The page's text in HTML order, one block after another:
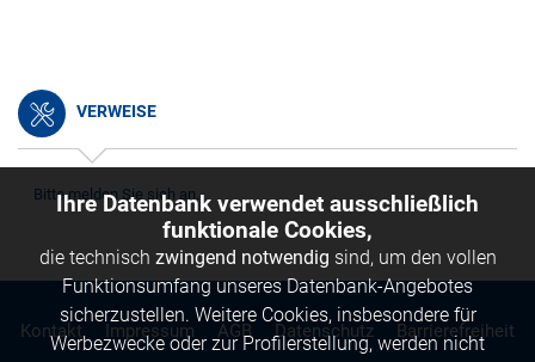
VERWEISE
Bitte melden Sie sich an.
Kontakt Impressum AGB Datenschutz Barrierefreiheit
Ihre Datenbank verwendet ausschließlich
funktionale Cookies,
die technisch zwingend notwendig sind, um den vollen
Funktionsumfang unseres Datenbank-Angebotes
sicherzustellen. Weitere Cookies, insbesondere für
Werbezwecke oder zur Profilerstellung, werden nicht